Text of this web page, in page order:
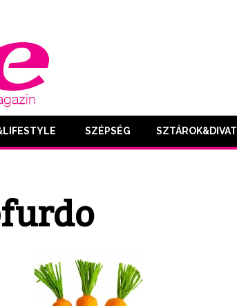
SZÉPSÉG SZTÁROK&DIVAT